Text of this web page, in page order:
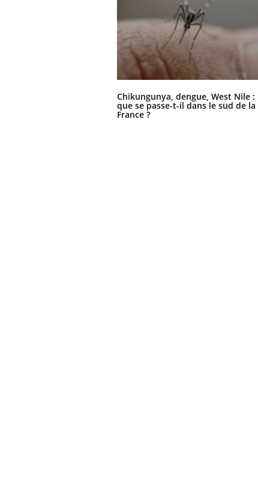
Chikungunya, dengue, West Nile :
que se passe-t-il dans le sud de la
France ?